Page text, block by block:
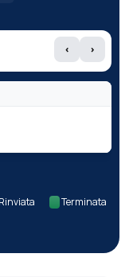
‹ ›
Terminata